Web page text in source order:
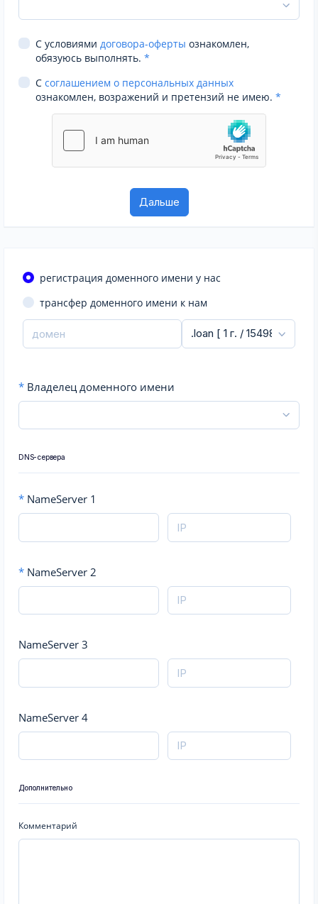
С условиями договора-оферты ознакомлен,
обязуюсь выполнять. *
С соглашением о персональных данных
ознакомлен, возражений и претензий не имею. *
регистрация доменного имени у нас
трансфер доменного имени к нам
* Владелец доменного имени
DNS-сервера
* NameServer 1
* NameServer 2
NameServer 3
NameServer 4
Дополнительно
Комментарий